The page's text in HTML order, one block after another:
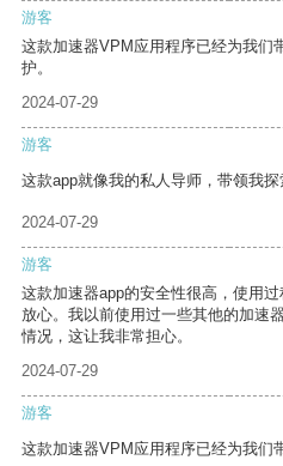
游客
这款加速器VPM应用程序已经为我们
护。
2024-07-29
游客
这款app就像我的私人导师，带领我探
2024-07-29
游客
这款加速器app的安全性很高，使用
放心。我以前使用过一些其他的加速
情况，这让我非常担心。
2024-07-29
游客
这款加速器VPM应用程序已经为我们